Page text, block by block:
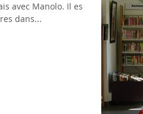
avec Manolo. Il est
dans...